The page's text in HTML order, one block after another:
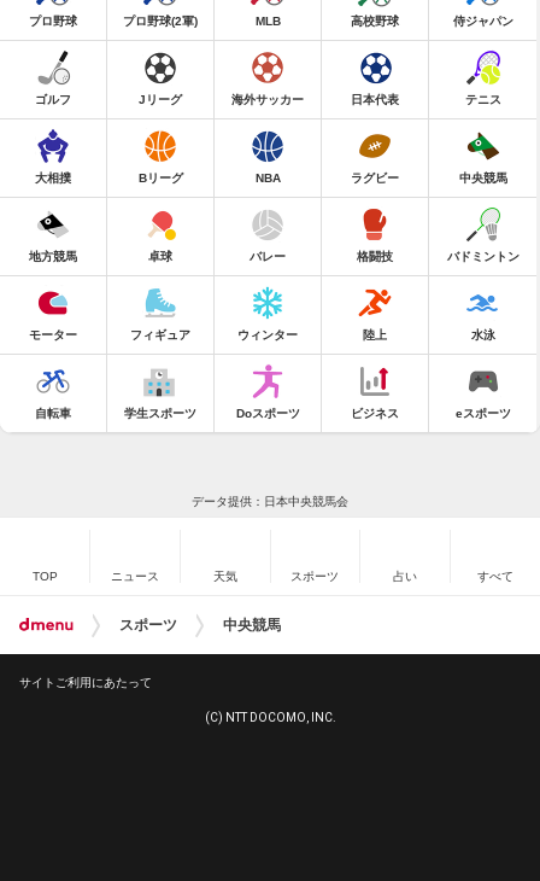
プロ野球 プロ野球(2軍) MLB 高校野球 侍ジャパン
ゴルフ Jリーグ 海外サッカー 日本代表 テニス
大相撲 Bリーグ NBA ラグビー 中央競馬
地方競馬 卓球 バレー 格闘技 バドミントン
モーター フィギュア ウィンター 陸上 水泳
自転車 学生スポーツ Doスポーツ ビジネス eスポーツ
データ提供：日本中央競馬会
TOP ニュース 天気 スポーツ 占い すべて
スポーツ 中央競馬
サイトご利用にあたって
(C) NTT DOCOMO, INC.